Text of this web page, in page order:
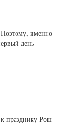
именно
день
празднику Рош